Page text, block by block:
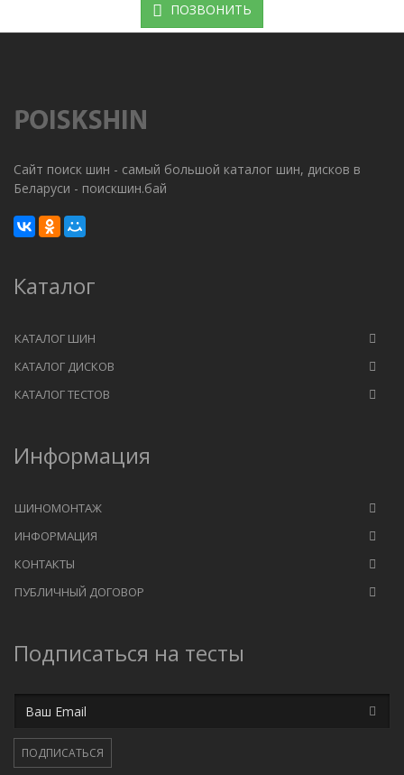
ПОЗВОНИТЬ
Сайт поиск шин - самый большой каталог шин, дисков в
Беларуси - поискшин.бай
Каталог
КАТАЛОГ ШИН
КАТАЛОГ ДИСКОВ
КАТАЛОГ ТЕСТОВ
Информация
ШИНОМОНТАЖ
ИНФОРМАЦИЯ
КОНТАКТЫ
ПУБЛИЧНЫЙ ДОГОВОР
Подписаться на тесты
ПОДПИСАТЬСЯ